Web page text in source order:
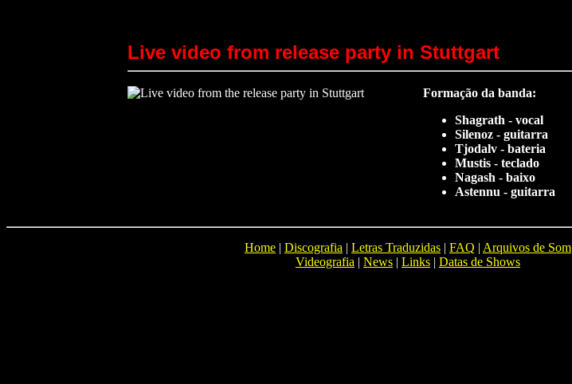
Live video from release party in Stuttgart
Formação da banda:
Shagrath - vocal
Silenoz - guitarra
Tjodalv - bateria
Mustis - teclado
Nagash - baixo
Astennu - guitarra
Home | Discografia | Letras Traduzidas | FAQ | Arquivos de Som
Videografia | News | Links | Datas de Shows